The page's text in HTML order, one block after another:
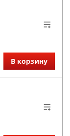
В корзину